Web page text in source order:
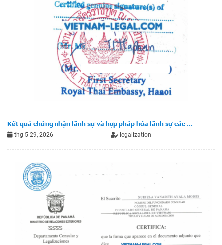
Kết quả chứng nhận lãnh sự và hợp pháp hóa lãnh sự các ...
thg 5 29, 2026 legalization